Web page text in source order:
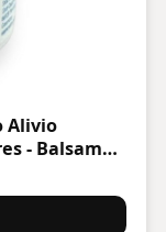
Alivio
- Balsamo
Aceites